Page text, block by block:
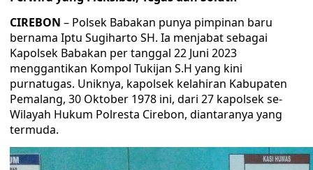
CIREBON – Polsek Babakan punya pimpinan baru
bernama Iptu Sugiharto SH. Ia menjabat sebagai
Kapolsek Babakan per tanggal 22 Juni 2023
menggantikan Kompol Tukijan S.H yang kini
purnatugas. Uniknya, kapolsek kelahiran Kabupaten
Pemalang, 30 Oktober 1978 ini, dari 27 kapolsek se-
Wilayah Hukum Polresta Cirebon, diantaranya yang
termuda.